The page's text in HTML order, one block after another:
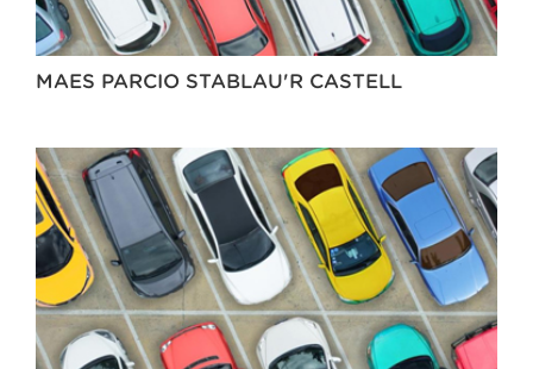
MAES PARCIO STABLAU'R CASTELL